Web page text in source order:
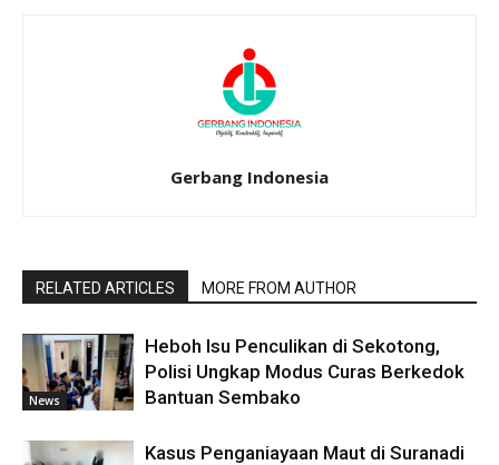
Gerbang Indonesia
RELATED ARTICLES MORE FROM AUTHOR
News
Heboh Isu Penculikan di Sekotong,
Polisi Ungkap Modus Curas Berkedok
Bantuan Sembako
Kasus Penganiayaan Maut di Suranadi